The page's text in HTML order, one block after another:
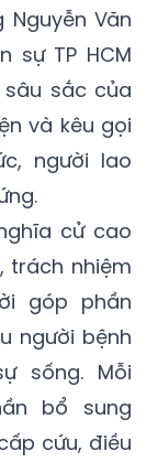
Văn
sự TP HCM
sắc của
và kêu gọi
người lao
cử cao
trách nhiệm
góp phần
người bệnh
sống. Mỗi
bổ sung
cứu, điều